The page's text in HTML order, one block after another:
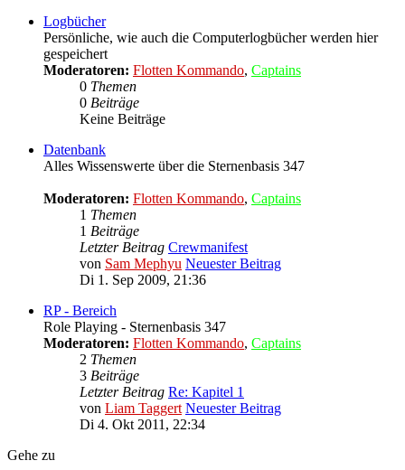
Logbücher
Persönliche, wie auch die Computerlogbücher werden hier
gespeichert
Moderatoren: Flotten Kommando, Captains
0 Themen
0 Beiträge
Keine Beiträge
Datenbank
Alles Wissenswerte über die Sternenbasis 347
Moderatoren: Flotten Kommando, Captains
1 Themen
1 Beiträge
Letzter Beitrag Crewmanifest
von Sam Mephyu Neuester Beitrag
Di 1. Sep 2009, 21:36
RP - Bereich
Role Playing - Sternenbasis 347
Moderatoren: Flotten Kommando, Captains
2 Themen
3 Beiträge
Letzter Beitrag Re: Kapitel 1
von Liam Taggert Neuester Beitrag
Di 4. Okt 2011, 22:34
Gehe zu